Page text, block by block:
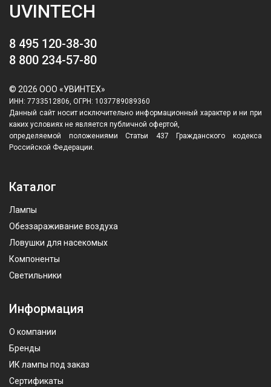
UVINTECH
8 495 120-38-30
8 800 234-57-80
© 2026 ООО «УВИНТЕХ»
ИНН: 7733512806, ОГРН: 1037789089360
Данный сайт носит исключительно информационный характер и ни при
каких условиях не является публичной офертой,
определяемой положениями Статьи 437 Гражданского кодекса
Российской Федерации.
Каталог
Лампы
Обеззараживание воздуха
Ловушки для насекомых
Компоненты
Светильники
Информация
О компании
Бренды
ИК лампы под заказ
Сертификаты